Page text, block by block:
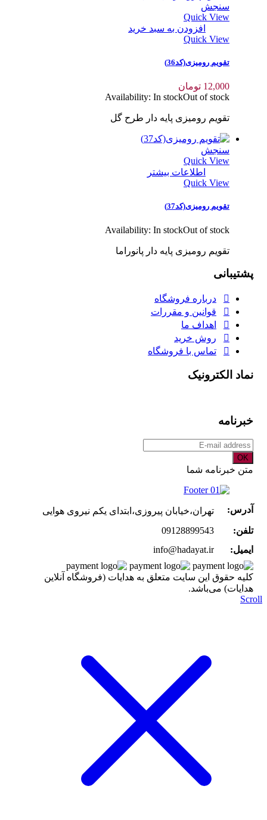
سنجش
Quick View
افزودن به سبد خرید
Quick View
تقویم رومیزی(کد36)
12,000 تومان
Availability:In stockOut of stock
تقویم رومیزی پایه دار طرح گل
سنجش
Quick View
اطلاعات بیشتر
Quick View
تقویم رومیزی(کد37)
Availability:In stockOut of stock
تقویم رومیزی پایه دار پانوراما
پشتیبانی
درباره فروشگاه
قوانین و مقررات
اهداف ما
روش خرید
تماس با فروشگاه
نماد الکترونیک
خبرنامه
متن خبرنامه شما
آدرس:
تهران،خیابان پیروزی،ابتدای یکم نیروی هوایی
تلفن:
09128899543
ایمیل:
info@hadayat.ir
کليه حقوق اين سايت متعلق به هدایات (فروشگاه آنلاین
هدایات) می‌باشد.